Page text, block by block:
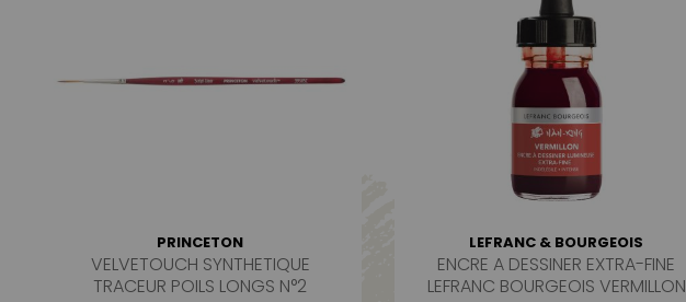
PRINCETON
VELVETOUCH SYNTHETIQUE
TRACEUR POILS LONGS N°2
LEFRANC & BOURGEOIS
ENCRE A DESSINER EXTRA-FINE
LEFRANC BOURGEOIS VERMILLON